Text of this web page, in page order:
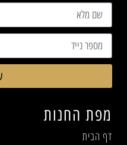
מפת החנות
דף הבית